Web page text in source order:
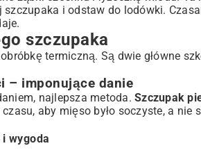
i odstaw do lodówki.
szczupaka
termiczną. Są dwie główne
– imponujące danie
najlepsza metoda. Szczupak
aby mięso było soczyste, a nie
wygoda